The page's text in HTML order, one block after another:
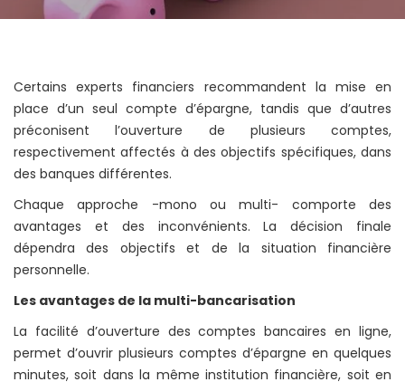
Certains experts financiers recommandent la mise en
place d’un seul compte d’épargne, tandis que d’autres
préconisent l’ouverture de plusieurs comptes,
respectivement affectés à des objectifs spécifiques, dans
des banques différentes.
Chaque approche -mono ou multi- comporte des
avantages et des inconvénients. La décision finale
dépendra des objectifs et de la situation financière
personnelle.
Les avantages de la multi-bancarisation
La facilité d’ouverture des comptes bancaires en ligne,
permet d’ouvrir plusieurs comptes d’épargne en quelques
minutes, soit dans la même institution financière, soit en